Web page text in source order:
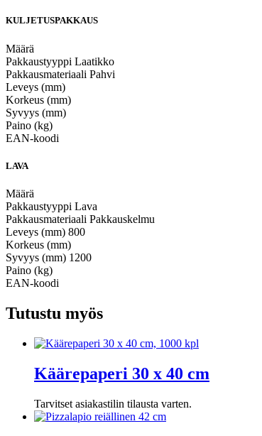
KULJETUSPAKKAUS
Määrä
Pakkaustyyppi Laatikko
Pakkausmateriaali Pahvi
Leveys (mm)
Korkeus (mm)
Syvyys (mm)
Paino (kg)
EAN-koodi
LAVA
Määrä
Pakkaustyyppi Lava
Pakkausmateriaali Pakkauskelmu
Leveys (mm) 800
Korkeus (mm)
Syvyys (mm) 1200
Paino (kg)
EAN-koodi
Tutustu myös
Käärepaperi 30 x 40 cm
Tarvitset asiakastilin tilausta varten.